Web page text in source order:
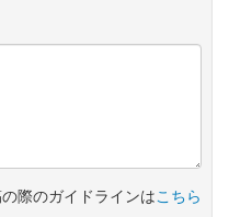
際のガイドラインはこちら